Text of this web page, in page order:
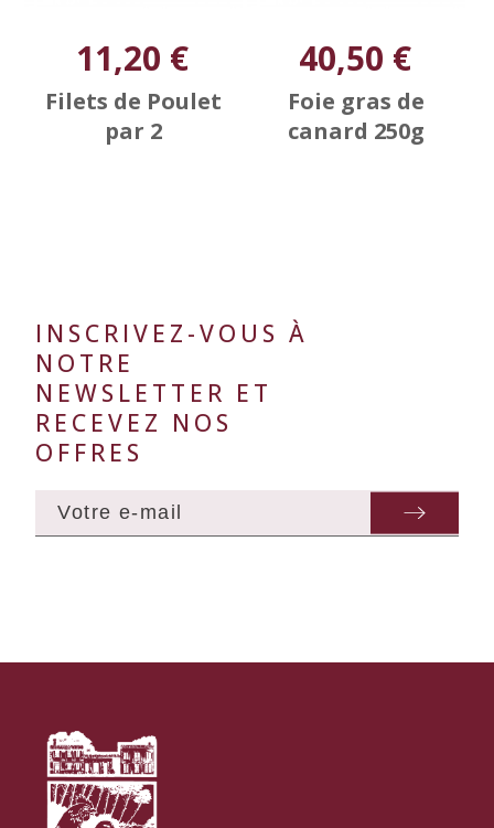
11,20 €
Filets de Poulet
par 2
40,50 €
Foie gras de
canard 250g
INSCRIVEZ-VOUS À
NOTRE
NEWSLETTER ET
RECEVEZ NOS
OFFRES